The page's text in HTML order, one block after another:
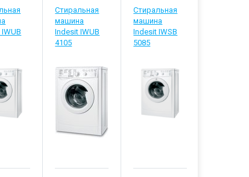
Стиральная
машина
Indesit IWUB
4105
Стиральная
машина
Indesit IWSB
5085